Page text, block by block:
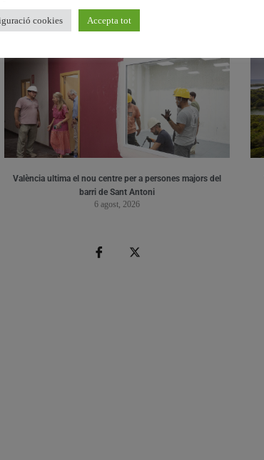
RELACIONAT
València ultima el nou centre per a persones majors del
barri de Sant Antoni
6 agost, 2026
cookies Accepta tot